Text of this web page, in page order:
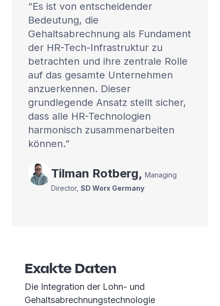
Es ist von entscheidender
Bedeutung, die
Gehaltsabrechnung als Fundament
der HR-Tech-Infrastruktur zu
betrachten und ihre zentrale Rolle
auf das gesamte Unternehmen
anzuerkennen. Dieser
grundlegende Ansatz stellt sicher,
dass alle HR-Technologien
harmonisch zusammenarbeiten
können.
Tilman Rotberg,Managing
Director,SD Worx Germany
Exakte Daten
Die Integration der Lohn- und
Gehaltsabrechnungstechnologie